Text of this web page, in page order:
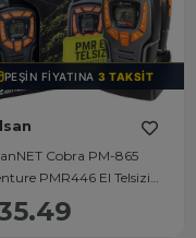
PEŞIN FIYATINA3 TAKSIT
Cobra PM-865
PMR446 El Telsizi
10 Km Menzilli 16